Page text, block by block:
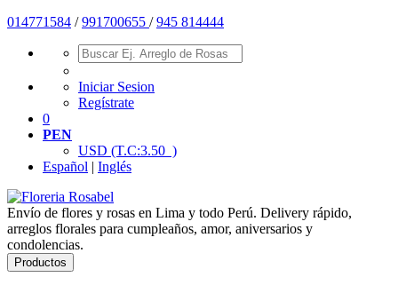
014771584 /991700655 /945 814444
Iniciar Sesion
Regístrate
0
PEN
USD (T.C:3.50 )
Español | Inglés
Envío de flores y rosas en Lima y todo Perú. Delivery rápido,
arreglos florales para cumpleaños, amor, aniversarios y
condolencias.
Productos